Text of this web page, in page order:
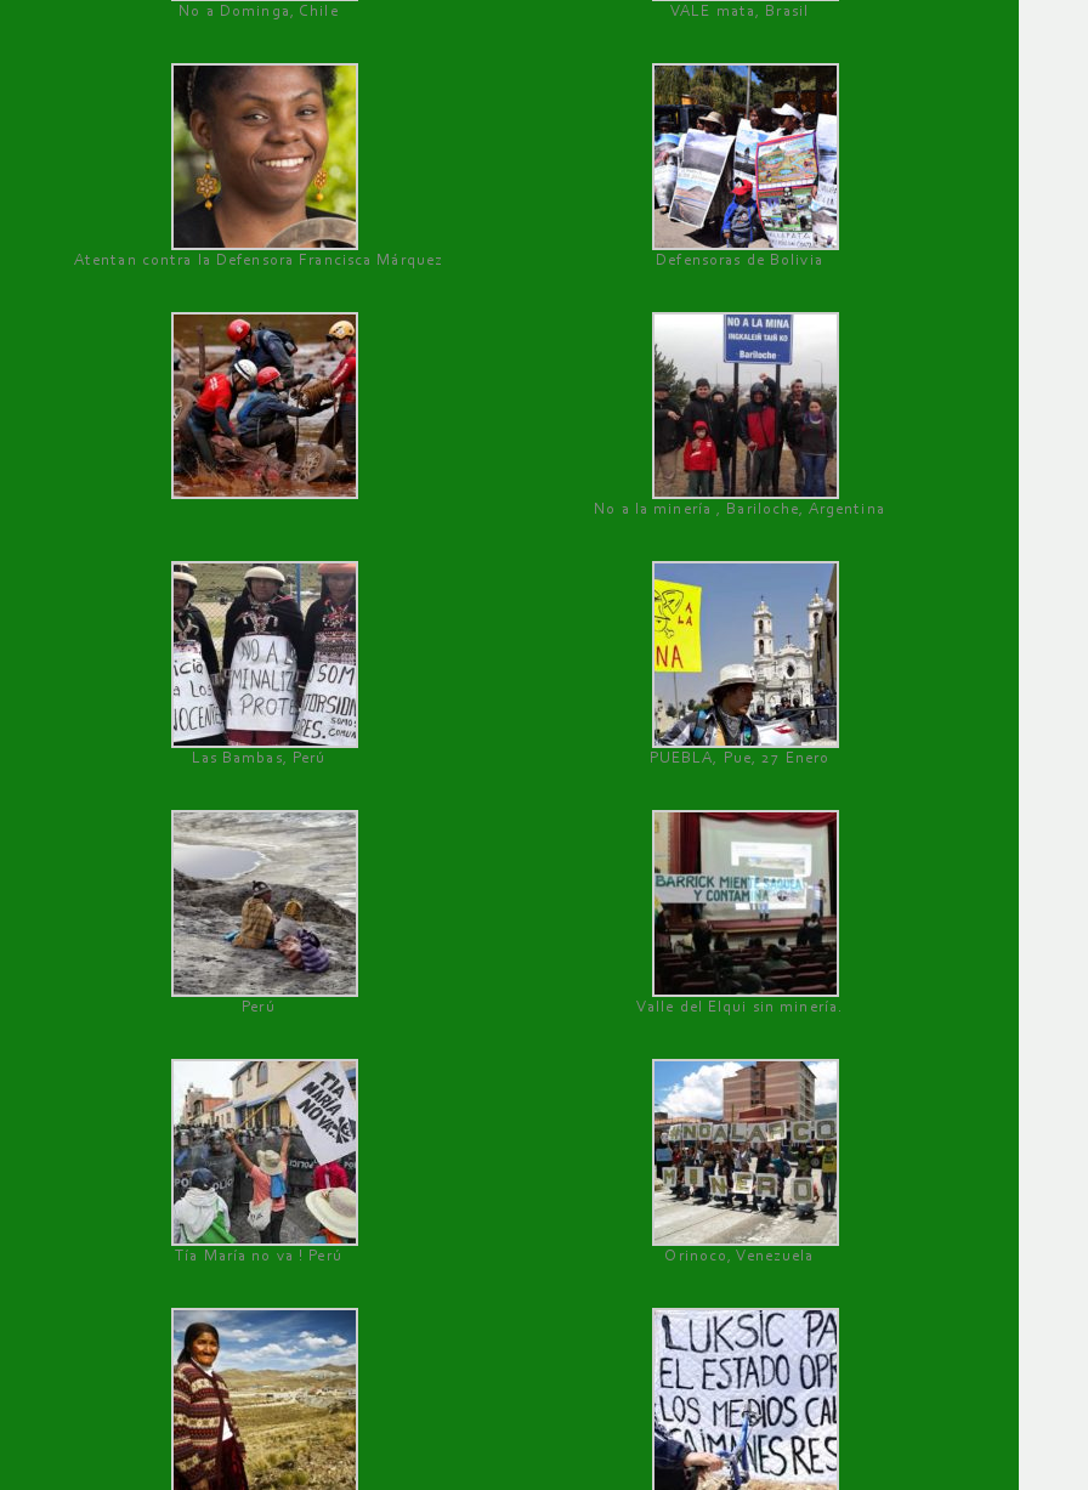
No a Dominga, Chile
VALE mata, Brasil
Atentan contra la Defensora Francisca Márquez Defensoras de Bolivia
No a la minería , Bariloche, Argentina
Las Bambas, Perú PUEBLA, Pue, 27 Enero
Perú Valle del Elqui sin minería.
Tía María no va ! Perú Orinoco, Venezuela